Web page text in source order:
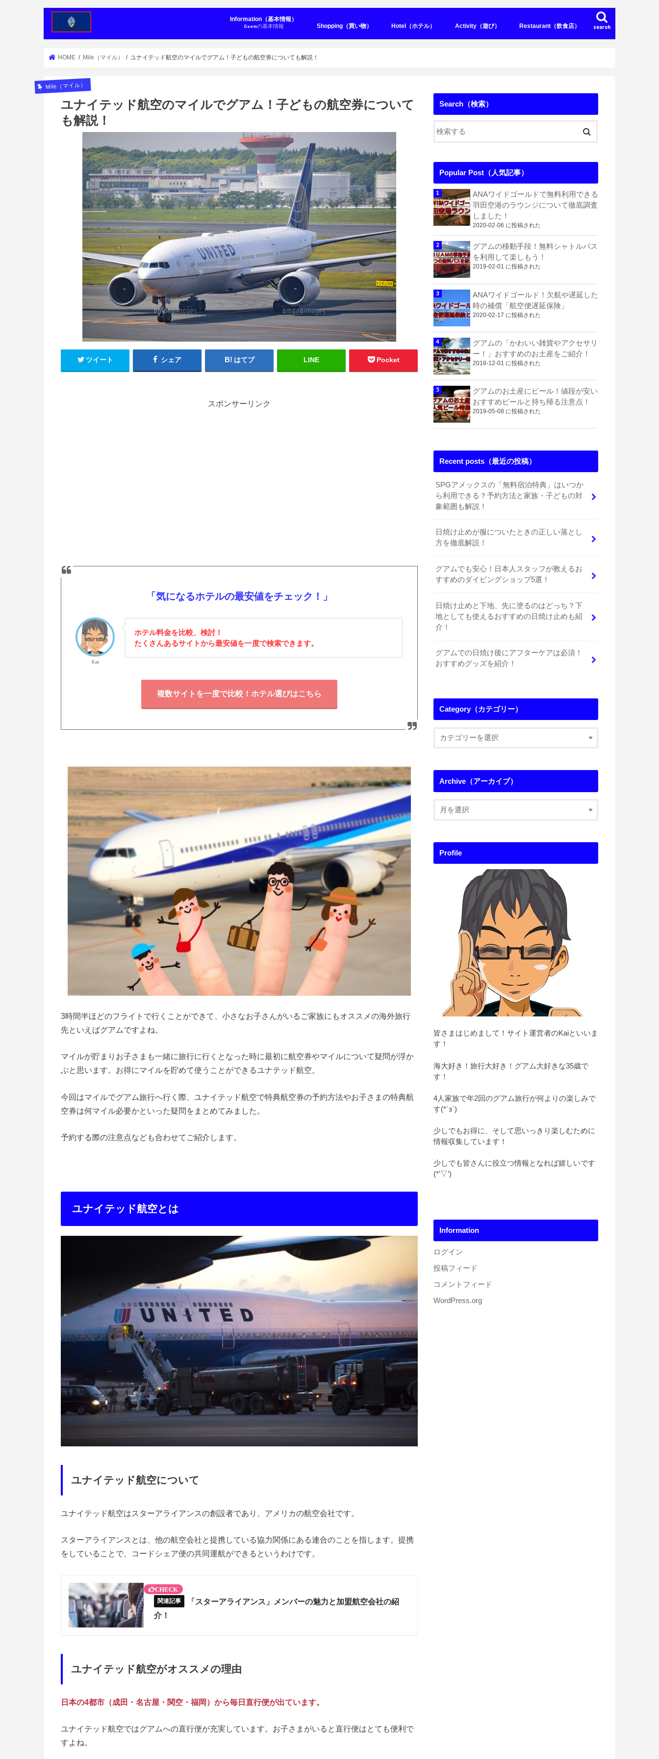
search
Information（基本情報）
Guamの基本情報 Shopping（買い物） Hotel（ホテル） Activity（遊び） Restaurant（飲食店）
HOME Mile（マイル） ユナイテッド航空のマイルでグアム！子どもの航空券についても解説！
Mile（マイル）
ユナイテッド航空のマイルでグアム！子どもの航空券について
も解説！
ツイート シェア はてブ LINE Pocket
スポンサーリンク
「気になるホテルの最安値をチェック！」
Kai
ホテル料金を比較、検討！
たくさんあるサイトから最安値を一度で検索できます。
複数サイトを一度で比較！ホテル選びはこちら
3時間半ほどのフライトで行くことができて、小さなお子さんがいるご家族にもオススメの海外旅行
先といえばグアムですよね。
マイルが貯まりお子さまも一緒に旅行に行くとなった時に最初に航空券やマイルについて疑問が浮か
ぶと思います。お得にマイルを貯めて使うことができるユナテッド航空。
今回はマイルでグアム旅行へ行く際、ユナイテッド航空で特典航空券の予約方法やお子さまの特典航
空券は何マイル必要かといった疑問をまとめてみました。
予約する際の注意点なども合わせてご紹介します。
ユナイテッド航空とは
ユナイテッド航空について
ユナイテッド航空はスターアライアンスの創設者であり、アメリカの航空会社です。
スターアライアンスとは、他の航空会社と提携している協力関係にある連合のことを指します。 提携
をしていることで、コードシェア便の共同運航ができるというわけです。
「スターアライアンス」メンバーの魅力と加盟航空会社の紹
介！
ユナイテッド航空がオススメの理由
日本の4都市（成田・名古屋・関空・福岡）から毎日直行便が出ています。
ユナイテッド航空ではグアムへの直行便が充実しています。 お子さまがいると直行便はとても便利で
すよね。
Search（検索）
Popular Post（人気記事）
ANAワイドゴールドで無料利用できる
羽田空港のラウンジについて徹底調査
しました！
2020-02-06 に投稿された
グアムの移動手段！無料シャトルバス
を利用して楽しもう！
2019-02-01 に投稿された
ANAワイドゴールド！欠航や遅延した
時の補償「航空便遅延保険」
2020-02-17 に投稿された
グアムの「かわいい雑貨やアクセサリ
ー！」おすすめのお土産をご紹介！
2018-12-01 に投稿された
グアムのお土産にビール！値段が安い
おすすめビールと持ち帰る注意点！
2019-05-08 に投稿された
Recent posts（最近の投稿）
SPGアメックスの「無料宿泊特典」はいつか
ら利用できる？予約方法と家族・子どもの対
象範囲も解説！
日焼け止めが服についたときの正しい落とし
方を徹底解説！
グアムでも安心！日本人スタッフが教えるお
すすめのダイビングショップ5選！
日焼け止めと下地、先に塗るのはどっち？下
地としても使えるおすすめの日焼け止めも紹
介！
グアムでの日焼け後にアフターケアは必須！
おすすめグッズを紹介！
Category（カテゴリー）
Archive（アーカイブ）
Profile
皆さまはじめまして！サイト運営者のKaiといいま
す！
海大好き！旅行大好き！グアム大好きな35歳で
す！
4人家族で年2回のグアム旅行が何よりの楽しみで
す(*´з`)
少しでもお得に、そして思いっきり楽しむために
情報収集しています！
少しでも皆さんに役立つ情報となれば嬉しいです
(*’▽’)
Information
ログイン
投稿フィード
コメントフィード
WordPress.org